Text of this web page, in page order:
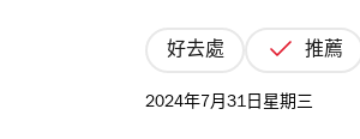
好去處 推薦
2024年7月31日星期三